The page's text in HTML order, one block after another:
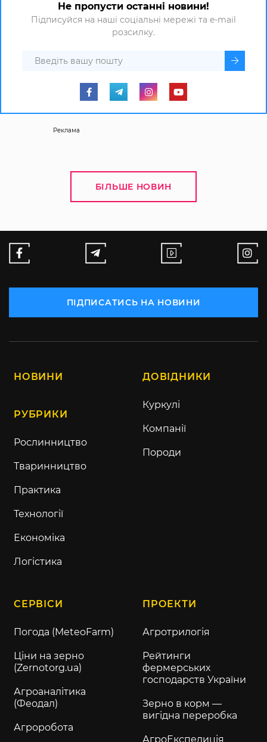
Не пропусти останні новини!
Підписуйся на наші соціальні мережі та e-mail
розсилку.
Реклама
БІЛЬШЕ НОВИН
ПІДПИСАТИСЬ НА НОВИНИ
НОВИНИ
РУБРИКИ
Рослинництво
Тваринництво
Практика
Технології
Економіка
Логістика
ДОВІДНИКИ
Куркулі
Компанії
Породи
СЕРВІСИ
Погода (MeteoFarm)
Ціни на зерно
(Zernotorg.ua)
Агроаналітика
(Феодал)
Агроробота
ПРОЕКТИ
Агротрилогія
Рейтинги
фермерських
господарств України
Зерно в корм —
вигідна переробка
АгроЕкспедиція